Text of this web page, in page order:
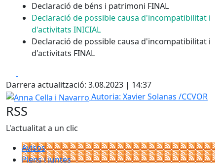
Declaració de béns i patrimoni FINAL
Declaració de possible causa d'incompatibilitat i
d'activitats INICIAL
Declaració de possible causa d'incompatibilitat i
d'activitats FINAL
Darrera actualització: 3.08.2023 | 14:37
Anna Cella i Navarro
Autoria: Xavier Solanas /CCVOR
RSS
L'actualitat a un clic
Avisos
Plens i juntes